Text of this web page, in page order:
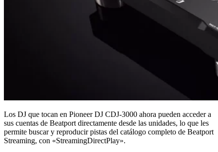
Los DJ que tocan en Pioneer DJ CDJ-3000 ahora pueden acceder a
sus cuentas de Beatport directamente desde las unidades, lo que les
permite buscar y reproducir pistas del catálogo completo de Beatport
Streaming, con «StreamingDirectPlay».